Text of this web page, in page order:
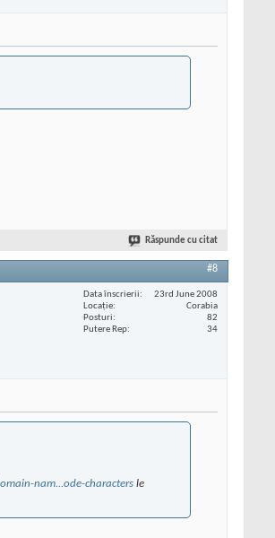
Răspunde cu citat
#8
Data înscrierii
23rd June 2008
Locaţie
Corabia
Posturi
82
Putere Rep
34
nam...ode-characters le